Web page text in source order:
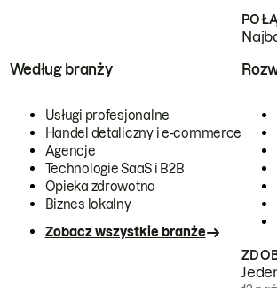
Według branży
Usługi profesjonalne
Handel detaliczny i e-commerce
Agencje
Technologie SaaS i B2B
Opieka zdrowotna
Biznes lokalny
Zobacz wszystkie branże